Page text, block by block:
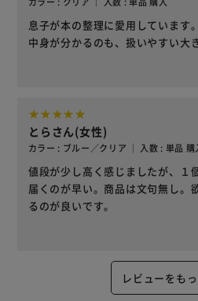
息子が本の整理に愛用しています
中身が分かるのも、扱いやすい大
とらさん(女性)
カラー : ブルー／クリア ｜ 入数 : 単品 購
値段が少し高く感じましたが、１
届くのが早い。商品は文句無し。
るのが良いです。
レビューをも